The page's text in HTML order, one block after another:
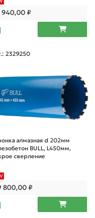
940,00₽
2329250
алмазная d 202мм
BULL, L450мм,
сверление
800,00₽